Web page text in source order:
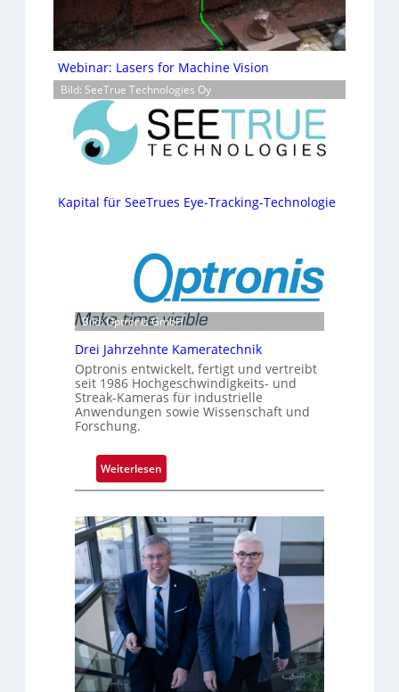
Webinar: Lasers for Machine Vision
Bild: SeeTrue Technologies Oy
Kapital für SeeTrues Eye-Tracking-Technologie
Bild: Optronis GmbH
Drei Jahrzehnte Kameratechnik
Optronis entwickelt, fertigt und vertreibt
seit 1986 Hochgeschwindigkeits- und
Streak-Kameras für industrielle
Anwendungen sowie Wissenschaft und
Forschung.
Weiterlesen
D
e
i
J
a
h
r
z
e